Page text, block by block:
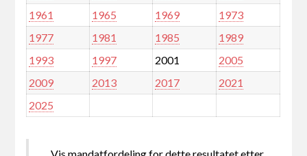
1961
1965 1969
1973
1977
1981 1985
1989
1993
1997 2001
2005
2009
2013 2017
2021
2025